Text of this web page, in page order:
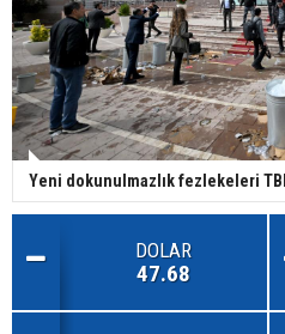
Yeni dokunulmazlık fezlekeleri
DOLAR
47.68